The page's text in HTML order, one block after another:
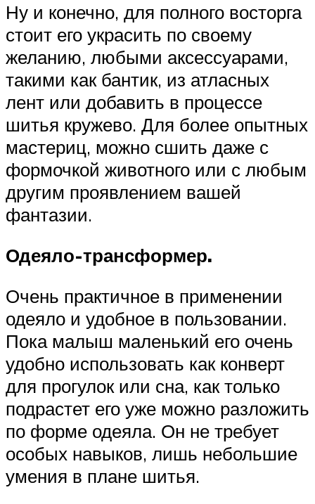
Ну и конечно, для полного восторга
стоит его украсить по своему
желанию, любыми аксессуарами,
такими как бантик, из атласных
лент или добавить в процессе
шитья кружево. Для более опытных
мастериц, можно сшить даже с
формочкой животного или с любым
другим проявлением вашей
фантазии.
Одеяло-трансформер.
Очень практичное в применении
одеяло и удобное в пользовании.
Пока малыш маленький его очень
удобно использовать как конверт
для прогулок или сна, как только
подрастет его уже можно разложить
по форме одеяла. Он не требует
особых навыков, лишь небольшие
умения в плане шитья.